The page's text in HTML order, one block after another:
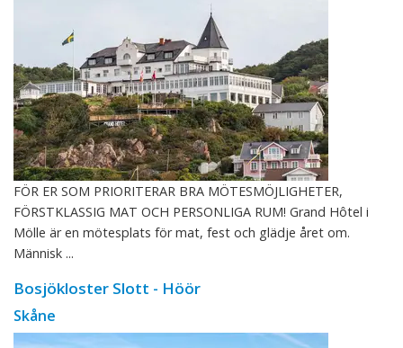
FÖR ER SOM PRIORITERAR BRA MÖTESMÖJLIGHETER,
FÖRSTKLASSIG MAT OCH PERSONLIGA RUM! Grand Hôtel i
Mölle är en mötesplats för mat, fest och glädje året om.
Människ ...
Bosjökloster Slott - Höör
Skåne